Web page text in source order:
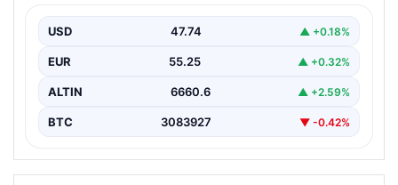
Elazığ’da tefecilere borçlandığı iddiasıyla yaşamına son
büyük…
USD 47.74 ▲ +0.18%
EUR 55.25 ▲ +0.32%
ALTIN 6660.6 ▲ +2.59%
BTC 3083927 ▼ -0.42%